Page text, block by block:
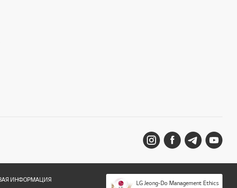
ИНФОРМАЦИЯ
LG Jeong-Do Management Ethics